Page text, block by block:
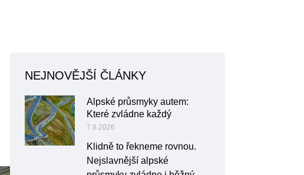
NEJNOVĚJŠÍ ČLÁNKY
Alpské průsmyky autem:
Které zvládne každý
7.8.2026
Klidně to řekneme rovnou.
Nejslavnější alpské